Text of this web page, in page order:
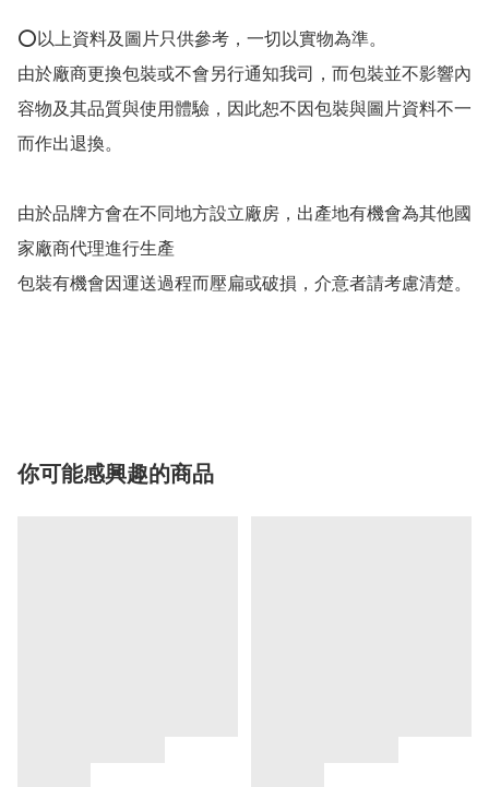
⭕以上資料及圖片只供參考，一切以實物為準。
由於廠商更換包裝或不會另行通知我司，而包裝並不影響內
容物及其品質與使用體驗，因此恕不因包裝與圖片資料不一
而作出退換。
由於品牌方會在不同地方設立廠房，出產地有機會為其他國
家廠商代理進行生產
包裝有機會因運送過程而壓扁或破損，介意者請考慮清楚。
你可能感興趣的商品